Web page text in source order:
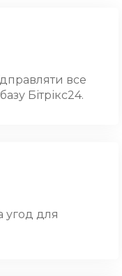
все
Бітрікс24.
угод для